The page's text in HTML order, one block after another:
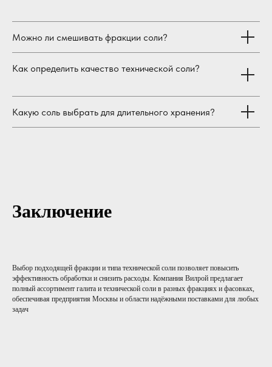
Можно ли смешивать фракции соли?
Как определить качество технической соли?
Какую соль выбрать для длительного хранения?
Заключение
Выбор подходящей фракции и типа технической соли позволяет повысить
эффективность обработки и снизить расходы. Компания Вилрой предлагает
полный ассортимент галита и технической соли в разных фракциях и фасовках,
обеспечивая предприятия Москвы и области надёжными поставками для любых
задач